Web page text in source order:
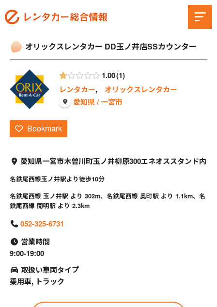
オリックスレンタカー DD玉ノ井店SSカウンター
1.00 1
レンタカー, オリックスレンタカー
愛知県 / 一宮市
Bookmark
愛知県一宮市木曽川町玉ノ井柳原300エネオススタンド内
名鉄尾西線玉ノ井駅より徒歩10分
名鉄尾西線 玉ノ井駅 より 302m、名鉄尾西線 奥町駅 より 1.1km、名
鉄尾西線 開明駅 より 2.3km
052-325-6731
営業時間
9:00-19:00
取扱い車両タイプ
乗用車, トラック